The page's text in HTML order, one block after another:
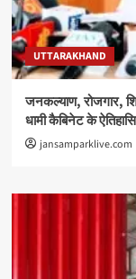
UTTARAKHAND
जनकल्याण, रोजगार,
धामी कैबिनेट के
jansamparklive.com